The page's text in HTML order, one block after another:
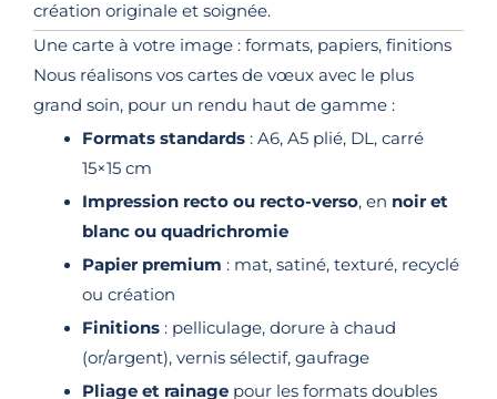
création originale et soignée.
Une carte à votre image : formats, papiers, finitions
Nous réalisons vos cartes de vœux avec le plus
grand soin, pour un rendu haut de gamme :
Formats standards: A6, A5 plié, DL, carré
15×15 cm
Impression recto ou recto-verso, en noir et
blanc ou quadrichromie
Papier premium : mat, satiné, texturé, recyclé
ou création
Finitions: pelliculage, dorure à chaud
(or/argent), vernis sélectif, gaufrage
Pliage et rainagepour les formats doubles